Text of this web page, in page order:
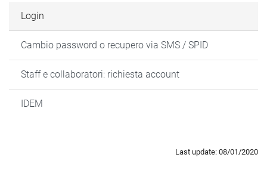
Login
Cambio password o recupero via SMS / SPID
Staff e collaboratori: richiesta account
IDEM
Last update: 08/01/2020